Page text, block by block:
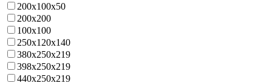
200x100x50
200х200
100х100
250х120х140
380х250х219
398х250х219
440х250х219